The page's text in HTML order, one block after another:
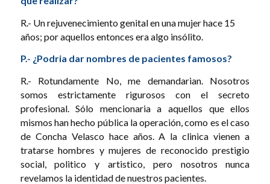
R.- Un rejuvenecimiento genital en una mujer hace 15
años; por aquellos entonces era algo insólito.
P.- ¿Podria dar nombres de pacientes famosos?
R.- Rotundamente No, me demandarian. Nosotros
somos estrictamente rigurosos con el secreto
profesional. Sólo mencionaria a aquellos que ellos
mismos han hecho pública la operación, como es el caso
de Concha Velasco hace años. A la clinica vienen a
tratarse hombres y mujeres de reconocido prestigio
social, politico y artistico, pero nosotros nunca
revelamos la identidad de nuestros pacientes.